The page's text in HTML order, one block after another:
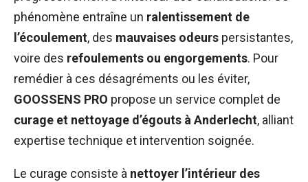
phénomène entraîne un ralentissement de
l’écoulement, des mauvaises odeurs persistantes,
voire des refoulements ou engorgements. Pour
remédier à ces désagréments ou les éviter,
GOOSSENS PRO propose un service complet de
curage et nettoyage d’égouts à Anderlecht, alliant
expertise technique et intervention soignée.
Le curage consiste à nettoyer l’intérieur des